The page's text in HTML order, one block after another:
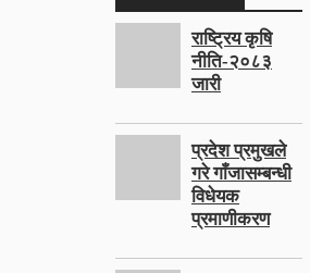
राष्ट्रिय कृषि
नीति-२०८३
जारी
प्रदेश प्रमुखले
गरे गाँजासम्बन्धी
विधेयक
प्रमाणीकरण